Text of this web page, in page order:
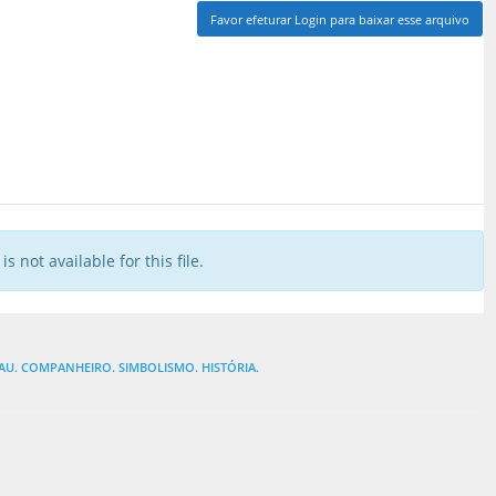
Favor efeturar Login para baixar esse arquivo
not available for this file.
COMPANHEIRO. SIMBOLISMO. HISTÓRIA.